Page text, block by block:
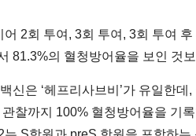
2회 투여, 3회 투여, 3회 투여
81.3%의 혈청방어율을 보인 것
은 ‘헤프리사브비’가 유일한
찰까지 100% 혈청방어율을 기